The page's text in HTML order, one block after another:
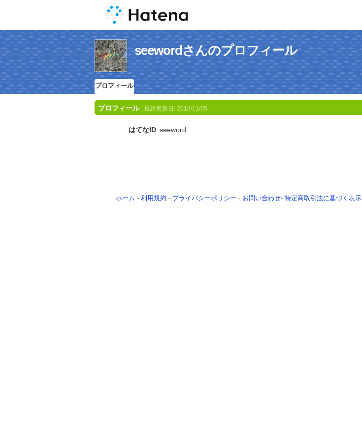
seewordさんのプロフィール
プロフィール
プロフィール 最終更新日: 2018/11/05
はてなID seeword
ホーム - 利用規約 - プライバシーポリシー - お問い合わせ- 特定商取引法に基づく表示